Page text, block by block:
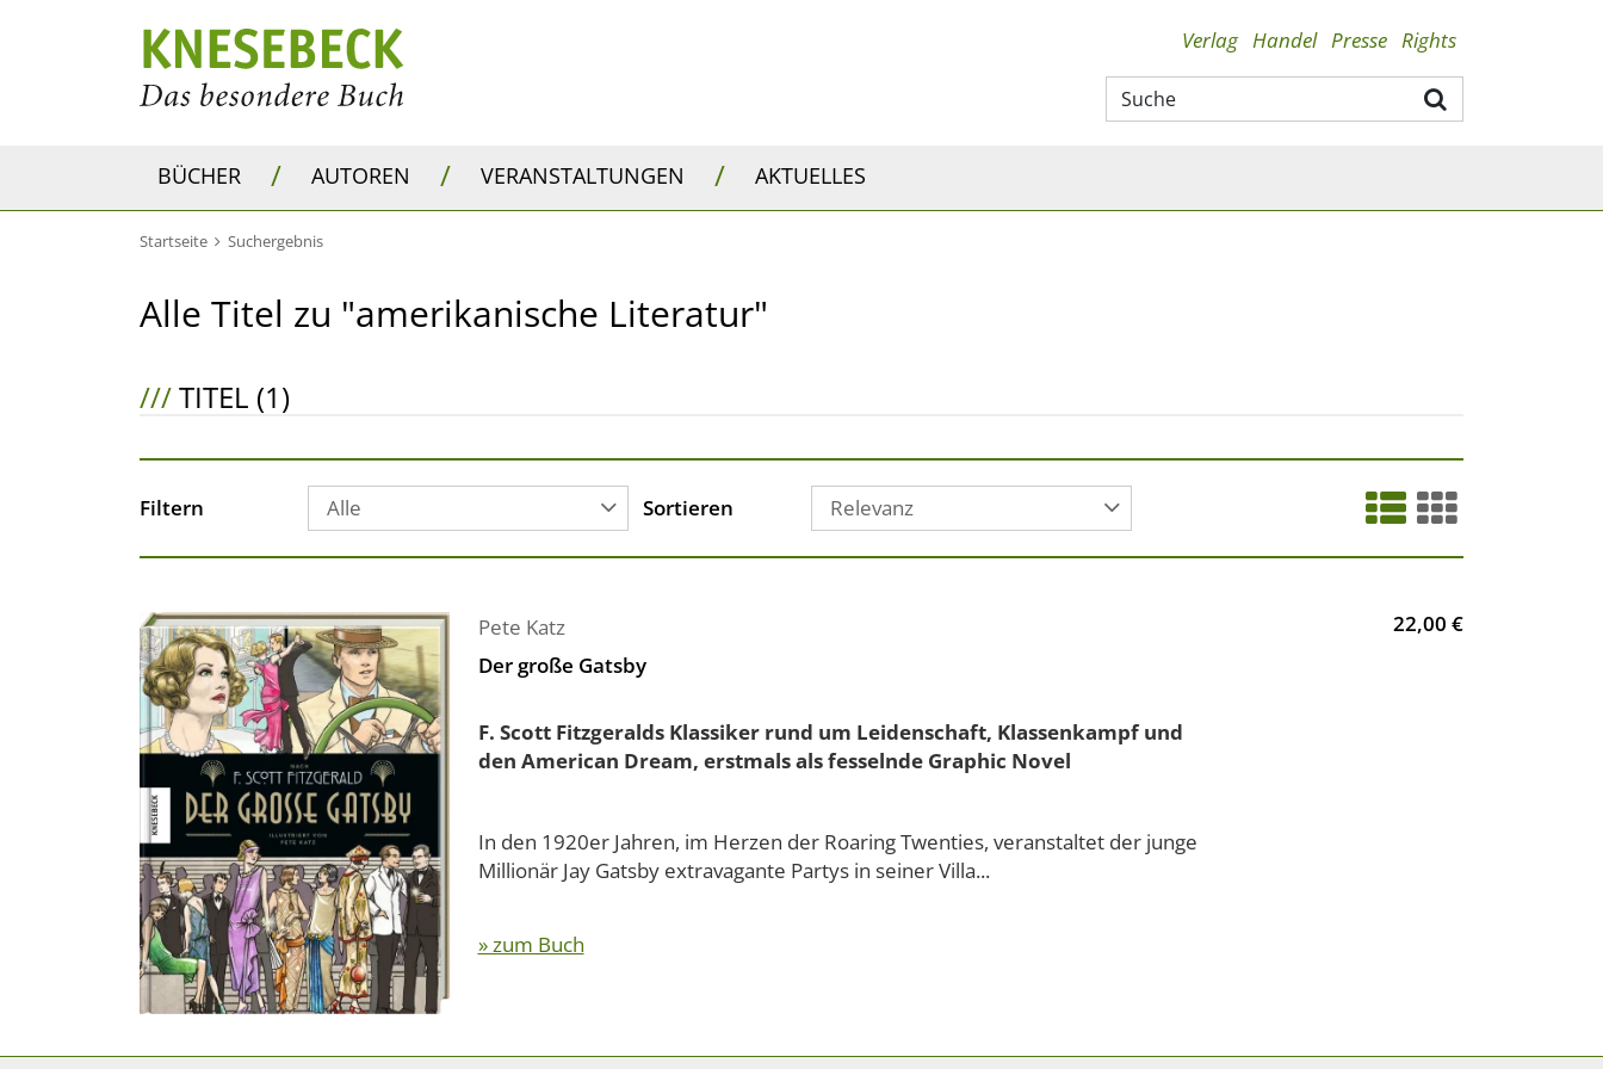
Verlag Handel Presse Rights
BÜCHER / AUTOREN / VERANSTALTUNGEN / AKTUELLES
Startseite Suchergebnis
Alle Titel zu "amerikanische Literatur"
///TITEL (1)
Filtern Alle Sortieren Relevanz
Pete Katz
Der große Gatsby
F. Scott Fitzgeralds Klassiker rund um Leidenschaft, Klassenkampf und
den American Dream, erstmals als fesselnde Graphic Novel
In den 1920er Jahren, im Herzen der Roaring Twenties, veranstaltet der junge
Millionär Jay Gatsby extravagante Partys in seiner Villa...
» zum Buch
22,00 €